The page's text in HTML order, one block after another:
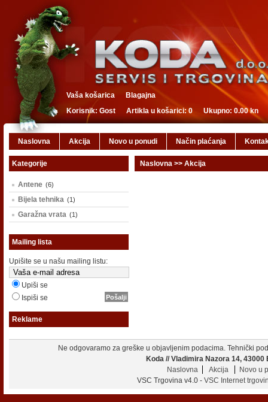
Vaša košarica
Blagajna
Korisnik: Gost
Artikla u košarici: 0 Ukupno: 0.00 kn
Naslovna Akcija Novo u ponudi Način plaćanja
Kategorije
Antene (6)
Bijela tehnika (1)
Garažna vrata (1)
Mailing lista
Upišite se u našu mailing listu:
Upiši se
Ispiši se
Reklame
Naslovna >> Akcija
Ne odgovaramo za greške u objavljenim podacima. Tehnički
Koda // Vladimira Nazora 14,
Naslovna
Akcija
Novo u
VSC Trgovina v4.0 - VSC Internet